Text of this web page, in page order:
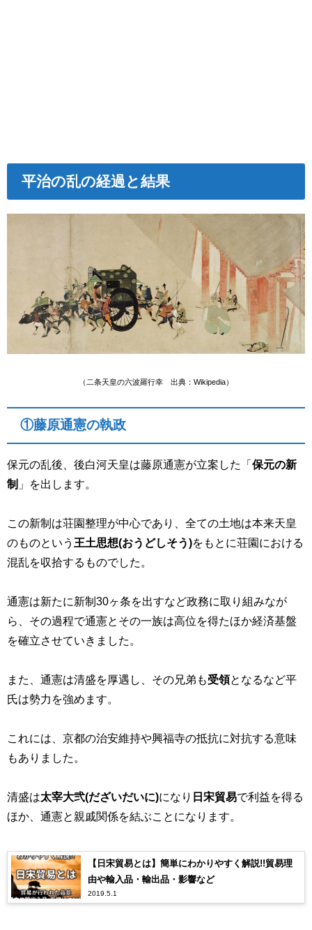
平治の乱の経過と結果
（二条天皇の六波羅行幸 出典：Wikipedia）
①藤原通憲の執政
保元の乱後、後白河天皇は藤原通憲が立案した「 保元の新
制 」を出します。
この新制は荘園整理が中心であり、全ての土地は本来天皇
のものという 王土思想(おうどしそう)をもとに荘園における
混乱を収拾するものでした。
通憲は新たに新制 30ヶ条を出すなど政務に取り組みなが
ら、その過程で通憲とその一族は高位を得たほか経済基盤
を確立させていきました。
また、通憲は清盛を厚遇し、その兄弟も受領となるなど平
氏は勢力を強めます。
これには、京都の治安維持や興福寺の抵抗に対抗する意味
もありました。
清盛は太宰大弐(だざいだいに)になり 日宋貿易で利益を得る
ほか、通憲と親戚関係を結ぶことになります。
【日宋貿易とは】簡単にわかりやすく解説!!貿易理
由や輸入品・輸出品・影響など
2019.5.1